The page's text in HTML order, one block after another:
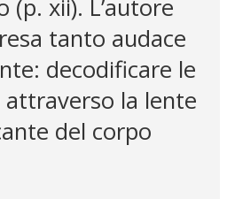
(p. xii). L’autore
tanto audace
decodificare le
la lente
del corpo